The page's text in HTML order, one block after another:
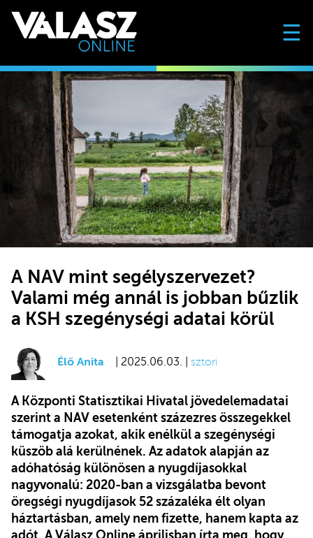
☰
A NAV mint segélyszervezet?
Valami még annál is jobban bűzlik
a KSH szegénységi adatai körül
Élő Anita | 2025.06.03. | sztori
A Központi Statisztikai Hivatal jövedelemadatai
szerint a NAV esetenként százezres összegekkel
támogatja azokat, akik enélkül a szegénységi
küszöb alá kerülnének. Az adatok alapján az
adóhatóság különösen a nyugdíjasokkal
nagyvonalú: 2020-ban a vizsgálatba bevont
öregségi nyugdíjasok 52 százaléka élt olyan
háztartásban, amely nem fizette, hanem kapta az
adót. A Válasz Online áprilisban írta meg, hogy